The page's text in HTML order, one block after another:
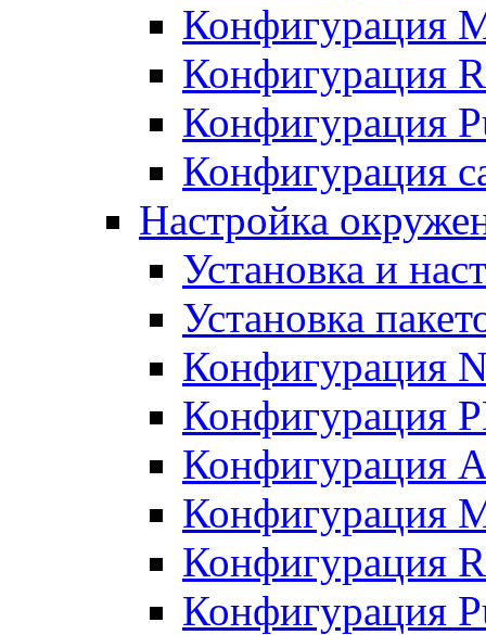
Конфигурация
Конфигурация
Конфигурация
Конфигурация
Настройка
Установка и
Установка
Конфигурация
Конфигурация
Конфигурация
Конфигурация
Конфигурация
Конфигурация